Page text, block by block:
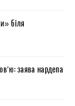
біля
заява нардепа